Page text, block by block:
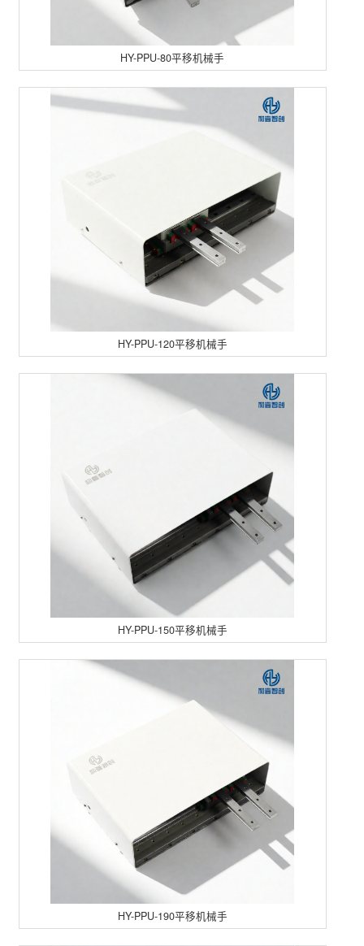
HY-PPU-80平移机械手
HY-PPU-120平移机械手
HY-PPU-150平移机械手
HY-PPU-190平移机械手